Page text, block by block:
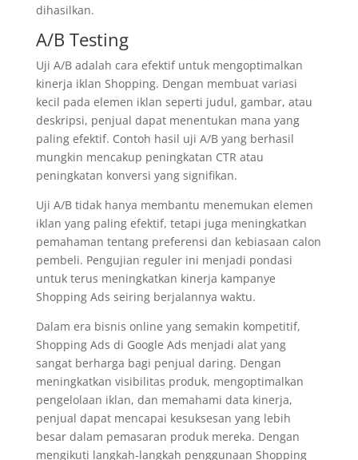
dihasilkan.
A/B Testing
Uji A/B adalah cara efektif untuk mengoptimalkan
kinerja iklan Shopping. Dengan membuat variasi
kecil pada elemen iklan seperti judul, gambar, atau
deskripsi, penjual dapat menentukan mana yang
paling efektif. Contoh hasil uji A/B yang berhasil
mungkin mencakup peningkatan CTR atau
peningkatan konversi yang signifikan.
Uji A/B tidak hanya membantu menemukan elemen
iklan yang paling efektif, tetapi juga meningkatkan
pemahaman tentang preferensi dan kebiasaan calon
pembeli. Pengujian reguler ini menjadi pondasi
untuk terus meningkatkan kinerja kampanye
Shopping Ads seiring berjalannya waktu.
Dalam era bisnis online yang semakin kompetitif,
Shopping Ads di Google Ads menjadi alat yang
sangat berharga bagi penjual daring. Dengan
meningkatkan visibilitas produk, mengoptimalkan
pengelolaan iklan, dan memahami data kinerja,
penjual dapat mencapai kesuksesan yang lebih
besar dalam pemasaran produk mereka. Dengan
mengikuti langkah-langkah penggunaan Shopping